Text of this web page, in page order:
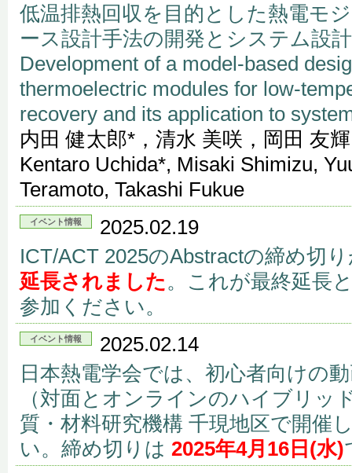
低温排熱回収を目的とした熱電モ
ース設計手法の開発とシステム設
Development of a model-based
thermoelectric modules for low-
recovery and its application to
内田 健太郎*，清水 美咲，岡田 友
Kentaro Uchida*, Misaki Shimizu,
Teramoto, Takashi Fukue
イベント情報
2025.02.19
ICT/ACT 2025のAbstractの締め切
延長されました 。これが最終延長
参加ください。
イベント情報
2025.02.14
日本熱電学会では、初心者向けの
（対面とオンラインのハイブリッ
質・材料研究機構 千現地区で開催
い。締め切りは 2025年4月16日(水)